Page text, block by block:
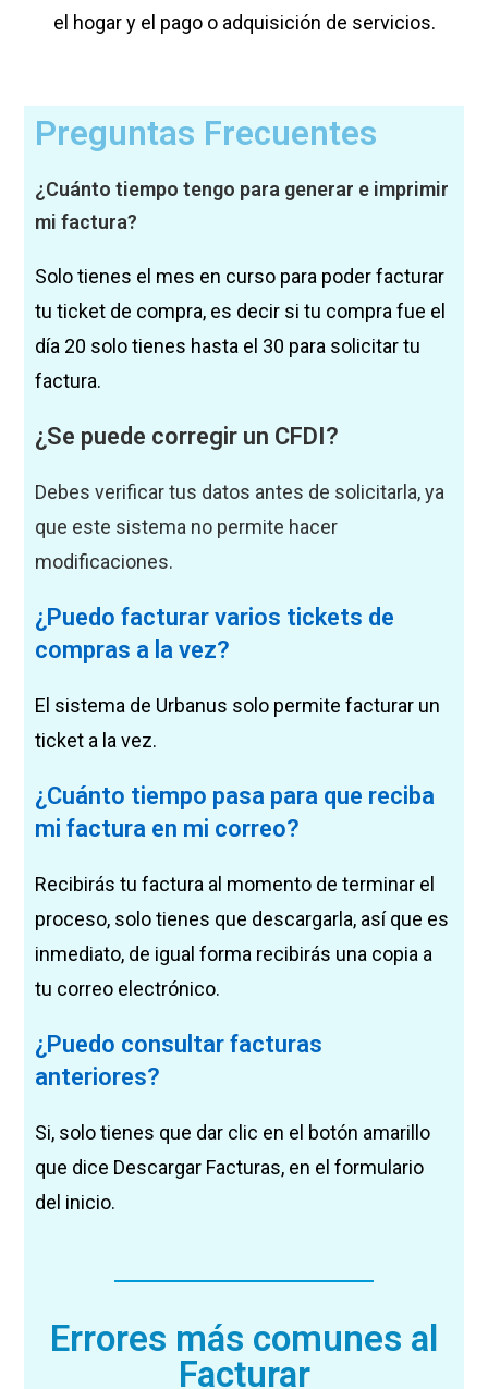
el hogar y el pago o adquisición de servicios.
Preguntas Frecuentes
¿Cuánto tiempo tengo para generar e imprimir
mi factura?
Solo tienes el mes en curso para poder facturar
tu ticket de compra, es decir si tu compra fue el
día 20 solo tienes hasta el 30 para solicitar tu
factura.
¿Se puede corregir un CFDI?
Debes verificar tus datos antes de solicitarla, ya
que este sistema no permite hacer
modificaciones.
¿Puedo facturar varios tickets de
compras a la vez?
El sistema de Urbanus solo permite facturar un
ticket a la vez.
¿Cuánto tiempo pasa para que reciba
mi factura en mi correo?
Recibirás tu factura al momento de terminar el
proceso, solo tienes que descargarla, así que es
inmediato, de igual forma recibirás una copia a
tu correo electrónico.
¿Puedo consultar facturas
anteriores?
Si, solo tienes que dar clic en el botón amarillo
que dice Descargar Facturas, en el formulario
del inicio.
Errores más comunes al
Facturar